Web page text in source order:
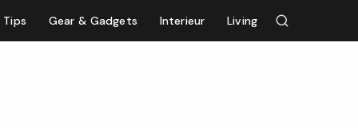
Tips Gear & Gadgets Interieur Living